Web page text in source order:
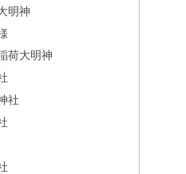
明神
荷大明神
社